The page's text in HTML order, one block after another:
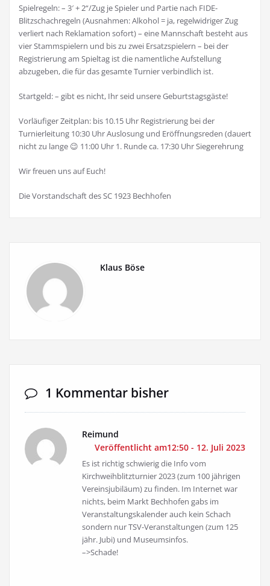
Spielregeln: – 3′ + 2“/Zug je Spieler und Partie nach FIDE-
Blitzschachregeln (Ausnahmen: Alkohol = ja, regelwidriger Zug
verliert nach Reklamation sofort) – eine Mannschaft besteht aus
vier Stammspielern und bis zu zwei Ersatzspielern – bei der
Registrierung am Spieltag ist die namentliche Aufstellung
abzugeben, die für das gesamte Turnier verbindlich ist.
Startgeld: – gibt es nicht, Ihr seid unsere Geburtstagsgäste!
Vorläufiger Zeitplan: bis 10.15 Uhr Registrierung bei der
Turnierleitung 10:30 Uhr Auslosung und Eröffnungsreden (dauert
nicht zu lange 😉 11:00 Uhr 1. Runde ca. 17:30 Uhr Siegerehrung
Wir freuen uns auf Euch!
Die Vorstandschaft des SC 1923 Bechhofen
Klaus Böse
1 Kommentar bisher
Reimund
Veröffentlicht am12:50 - 12. Juli 2023
Es ist richtig schwierig die Info vom
Kirchweihblitzturnier 2023 (zum 100 jährigen
Vereinsjubiläum) zu finden. Im Internet war
nichts, beim Markt Bechhofen gabs im
Veranstaltungskalender auch kein Schach
sondern nur TSV-Veranstaltungen (zum 125
jähr. Jubi) und Museumsinfos.
–>Schade!